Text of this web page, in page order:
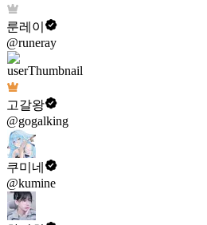
룬레이
@runeray
고갈왕
@gogalking
쿠미네
@kumine